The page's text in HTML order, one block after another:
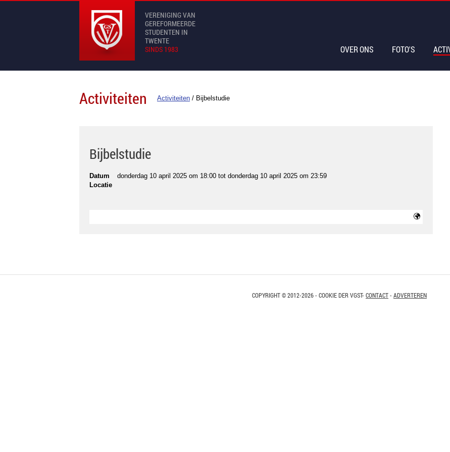
VERENIGING VAN
GEREFORMEERDE
STUDENTEN IN
TWENTE
SINDS 1983
OVER ONS FOTO'S
Activiteiten Activiteiten / Bijbelstudie
Bijbelstudie
Datum donderdag 10 april 2025 om 18:00 tot donderdag 10 april 2025 om 23:59
Locatie
COPYRIGHT © 2012-2026 - COOKIE DER VGST- CONTACT- ADVERTEREN